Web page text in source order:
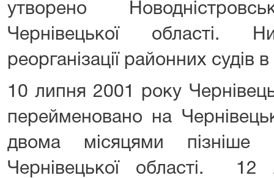
утворено
Чернівецької області.
реорганізації районних судів
10 липня 2001 року
перейменовано на
двома місяцями пізніше
Чернівецької області. 12